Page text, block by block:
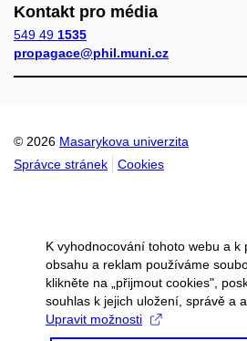
Kontakt pro média
549 49 1535
propagace@phil.muni.cz
© 2026 Masarykova univerzita
Správce stránek
Cookies
K vyhodnocování tohoto webu a k
obsahu a reklam používáme
klikněte na „přijmout cookies",
souhlas k jejich uložení, správě a
Upravit možnosti